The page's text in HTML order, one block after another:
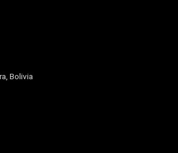
Bolivia